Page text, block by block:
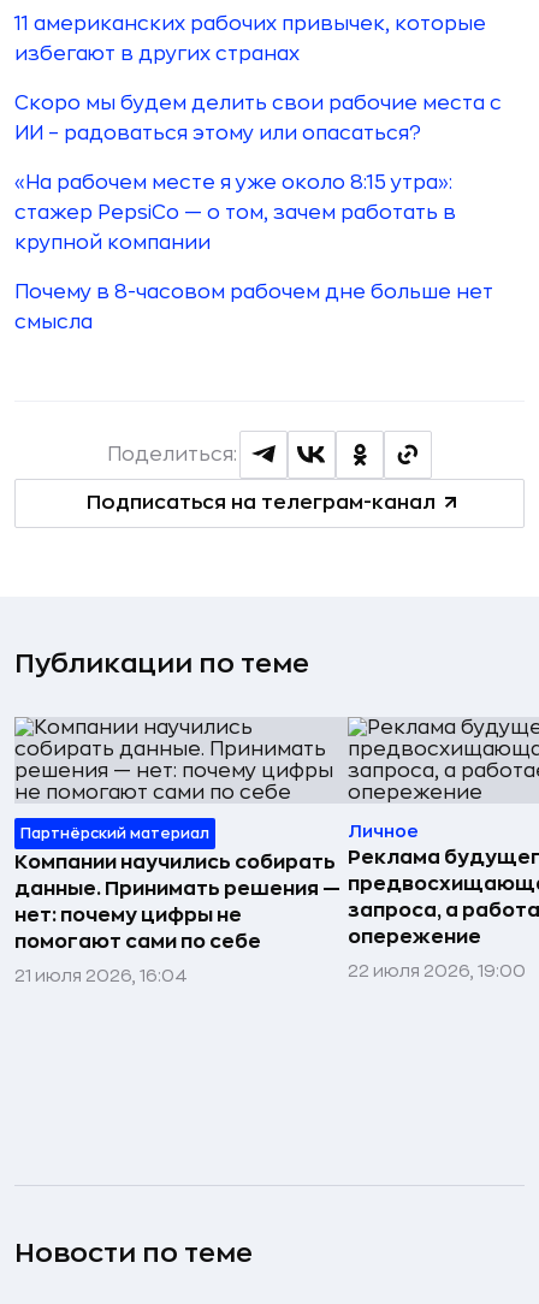
11 американских рабочих привычек, которые
избегают в других странах
Скоро мы будем делить свои рабочие места с
ИИ – радоваться этому или опасаться?
«На рабочем месте я уже около 8:15 утра»:
стажер PepsiCo — о том, зачем работать в
крупной компании
Почему в 8-часовом рабочем дне больше нет
смысла
Подписаться на телеграм-канал
Поделиться:
Публикации по теме
Партнёрский материал
Компании научились собирать
данные. Принимать решения —
нет: почему цифры не
помогают сами по себе
21 июля 2026, 16:04
Личное
Реклама
запроса, а
опережение
22 июля 2026, 19:00
Новости по теме